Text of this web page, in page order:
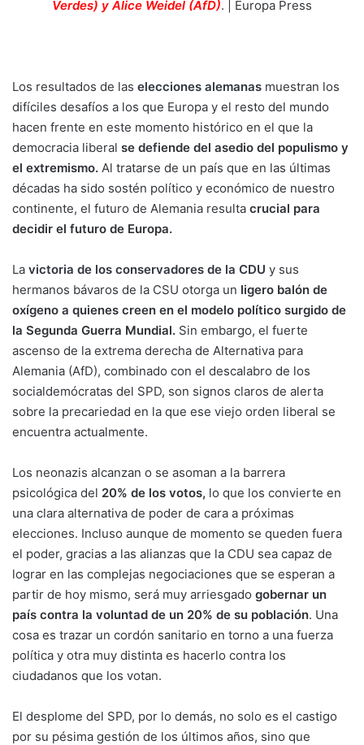
Verdes) y Alice Weidel (AfD). | Europa Press
Los resultados de las elecciones alemanas muestran los
difíciles desafíos a los que Europa y el resto del mundo
hacen frente en este momento histórico en el que la
democracia liberal se defiende del asedio del populismo y
el extremismo. Al tratarse de un país que en las últimas
décadas ha sido sostén político y económico de nuestro
continente, el futuro de Alemania resulta crucial para
decidir el futuro de Europa.
La victoria de los conservadores de la CDU y sus
hermanos bávaros de la CSU otorga un ligero balón de
oxígeno a quienes creen en el modelo político surgido de
la Segunda Guerra Mundial. Sin embargo, el fuerte
ascenso de la extrema derecha de Alternativa para
Alemania (AfD), combinado con el descalabro de los
socialdemócratas del SPD, son signos claros de alerta
sobre la precariedad en la que ese viejo orden liberal se
encuentra actualmente.
Los neonazis alcanzan o se asoman a la barrera
psicológica del 20% de los votos, lo que los convierte en
una clara alternativa de poder de cara a próximas
elecciones. Incluso aunque de momento se queden fuera
el poder, gracias a las alianzas que la CDU sea capaz de
lograr en las complejas negociaciones que se esperan a
partir de hoy mismo, será muy arriesgado gobernar un
país contra la voluntad de un 20% de su población. Una
cosa es trazar un cordón sanitario en torno a una fuerza
política y otra muy distinta es hacerlo contra los
ciudadanos que los votan.
El desplome del SPD, por lo demás, no solo es el castigo
por su pésima gestión de los últimos años, sino que